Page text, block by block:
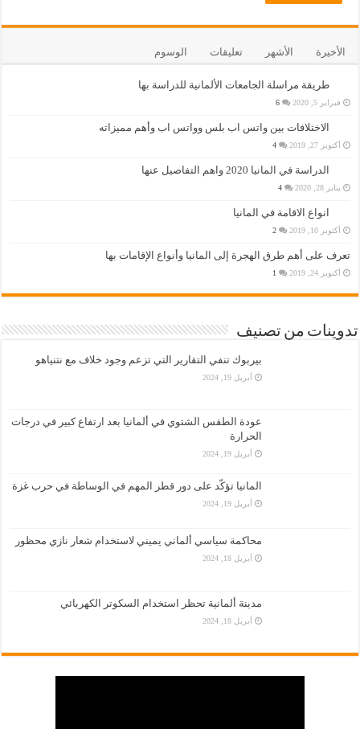
الأخيرة الأشهر تعليقات الوسوم
طريقة مراسلة الجامعات الألمانية للدراسة بها
فبراير 5, 2020 6
الاختلافات بين واتس اب بلس وواتس اب وأهم مميزاته
أكتوبر 27, 2019 4
الدراسة في المانيا 2020 واهم التفاصيل عنها
يناير 28, 2020 4
انواع الاقامة في المانيا
أكتوبر 10, 2019 2
تعرف على أهم طرق الهجرة إلى المانيا وأنواع الإقامات بها
أكتوبر 24, 2019 1
تدوينات من تصنيف
بيربوك تنفي التقارير التي تزعم وجود خلاف مع نتنياهو
أبريل 19, 2024
عودة الطقس الشتوي في ألمانيا بعد ارتفاع كبير في درجات
الحرارة
أبريل 19, 2024
المانيا تؤكّد على دور قطر المهم في الوساطة في حرب غزة
أبريل 19, 2024
محاكمة سياسي ألماني يميني لاستخدام شعار نازي محظور
أبريل 18, 2024
مدينة ألمانية تحظر استخدام السكوتر الكهربائي
أبريل 18, 2024